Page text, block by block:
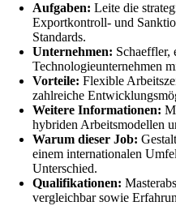
Aufgaben: Leite die
Exportkontroll- und
Standards.
Unternehmen: Schaeffler,
Technologieunternehmen
Vorteile: Flexible
zahlreiche
Weitere Informationen:
hybriden Arbeitsmodellen
Warum dieser Job:
einem internationalen
Unterschied.
Qualifikationen:
vergleichbar sowie